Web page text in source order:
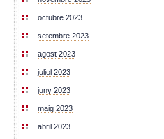
octubre 2023
setembre 2023
agost 2023
juliol 2023
juny 2023
maig 2023
abril 2023